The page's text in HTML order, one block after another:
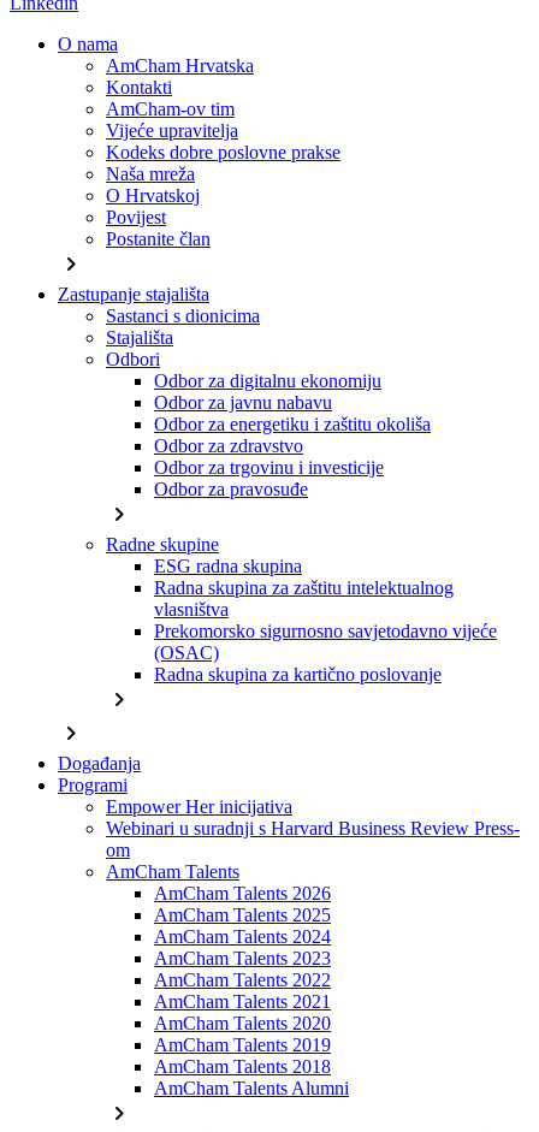
O nama
AmCham Hrvatska
Kontakti
AmCham-ov tim
Vijeće upravitelja
Kodeks dobre poslovne prakse
Naša mreža
O Hrvatskoj
Povijest
Postanite član
chevron_right
Zastupanje stajališta
Sastanci s dionicima
Stajališta
Odbori
Odbor za digitalnu ekonomiju
Odbor za javnu nabavu
Odbor za energetiku i zaštitu okoliša
Odbor za zdravstvo
Odbor za trgovinu i investicije
Odbor za pravosuđe
chevron_right
Radne skupine
ESG radna skupina
Radna skupina za zaštitu intelektualnog
vlasništva
Prekomorsko sigurnosno savjetodavno vijeće
(OSAC)
Radna skupina za kartično poslovanje
chevron_right
chevron_right
Događanja
Programi
Empower Her inicijativa
Webinari u suradnji s Harvard Business Review Press-
om
AmCham Talents
AmCham Talents 2026
AmCham Talents 2025
AmCham Talents 2024
AmCham Talents 2023
AmCham Talents 2022
AmCham Talents 2021
AmCham Talents 2020
AmCham Talents 2019
AmCham Talents 2018
AmCham Talents Alumni
chevron_right